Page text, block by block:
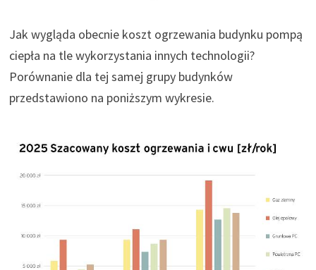
Jak wygląda obecnie koszt ogrzewania budynku pompą
ciepła na tle wykorzystania innych technologii?
Porównanie dla tej samej grupy budynków
przedstawiono na poniższym wykresie.